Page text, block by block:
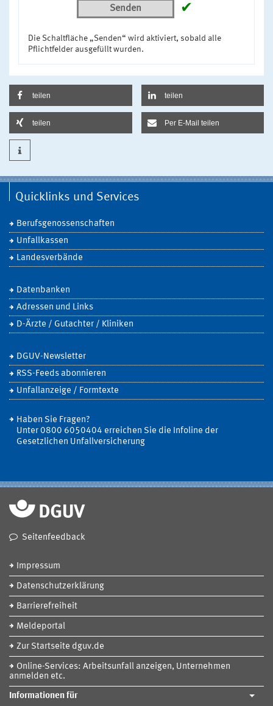
Senden ✔
Die Schaltfläche „Senden“ wird aktiviert, sobald alle
Pflichtfelder ausgefüllt wurden.
teilen teilen
teilen Per E-Mail teilen
Quicklinks und Services
Berufsgenossenschaften
Unfallkassen
Landesverbände
Datenbanken
Adressen und Links
D-Ärzte / Gutachter / Kliniken
DGUV-Newsletter
RSS-Feeds abonnieren
Unfallanzeige / Formtexte
Haben Sie Fragen?
Unter 0800 6050404 erreichen Sie die Infoline der
Gesetzlichen Unfallversicherung
Seitenfeedback
Impressum
Datenschutzerklärung
Barrierefreiheit
Meldeportal
Zur Startseite dguv.de
Online-Services: Arbeitsunfall anzeigen, Unternehmen
anmelden etc.
Informationen für